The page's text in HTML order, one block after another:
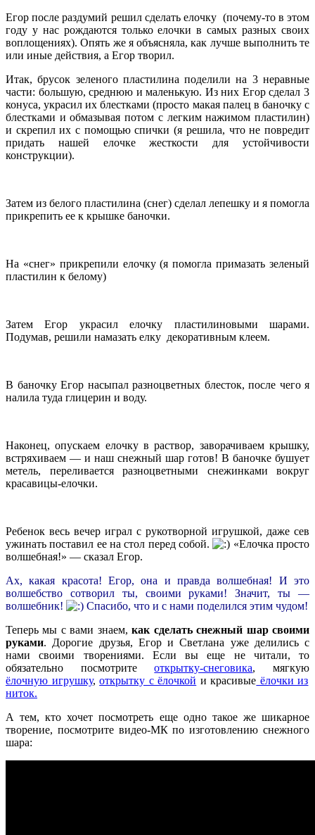
Егор после раздумий решил сделать елочку (почему-то в этом
году у нас рождаются только елочки в самых разных своих
воплощениях). Опять же я объясняла, как лучше выполнить те
или иные действия, а Егор творил.
Итак, брусок зеленого пластилина поделили на 3 неравные
части: большую, среднюю и маленькую. Из них Егор сделал 3
конуса, украсил их блестками (просто макая палец в баночку с
блестками и обмазывая потом с легким нажимом пластилин)
и скрепил их с помощью спички (я решила, что не повредит
придать нашей елочке жесткости для устойчивости
конструкции).
Затем из белого пластилина (снег) сделал лепешку и я помогла
прикрепить ее к крышке баночки.
На «снег» прикрепили елочку (я помогла примазать зеленый
пластилин к белому)
Затем Егор украсил елочку пластилиновыми шарами.
Подумав, решили намазать елку декоративным клеем.
В баночку Егор насыпал разноцветных блесток, после чего я
налила туда глицерин и воду.
Наконец, опускаем елочку в раствор, заворачиваем крышку,
встряхиваем — и наш снежный шар готов! В баночке бушует
метель, переливается разноцветными снежинками вокруг
красавицы-елочки.
Ребенок весь вечер играл с рукотворной игрушкой, даже сев
ужинать поставил ее на стол перед собой.
«Елочка просто
волшебная!» — сказал Егор.
Ах, какая красота! Егор, она и правда волшебная! И это
волшебство сотворил ты, своими руками! Значит, ты —
волшебник!
Спасибо, что и с нами поделился этим чудом!
Теперь мы с вами знаем,как сделать снежный шар своими
руками. Дорогие друзья, Егор и Светлана уже делились с
нами своими творениями. Если вы еще не читали, то
обязательно посмотритеоткрытку-снеговика, мягкую
ёлочную игрушку,открытку с ёлочкой и красивые ёлочки из
ниток.
А тем, кто хочет посмотреть еще одно такое же шикарное
творение, посмотрите видео-МК по изготовлению снежного
шара: